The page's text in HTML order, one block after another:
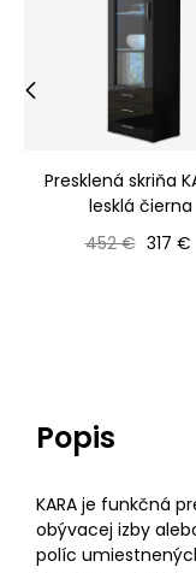
Presklená skriňa
lesklá čierna
Bežná cena
452 € Cena
317 €
Popis
KARA je funkčná
obývacej izby
políc